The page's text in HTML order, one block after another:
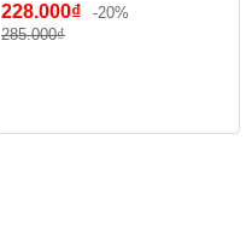
228.000₫
-20%
285.000₫